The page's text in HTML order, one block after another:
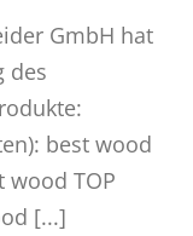
GmbH hat
des
best wood
wood TOP
[...]